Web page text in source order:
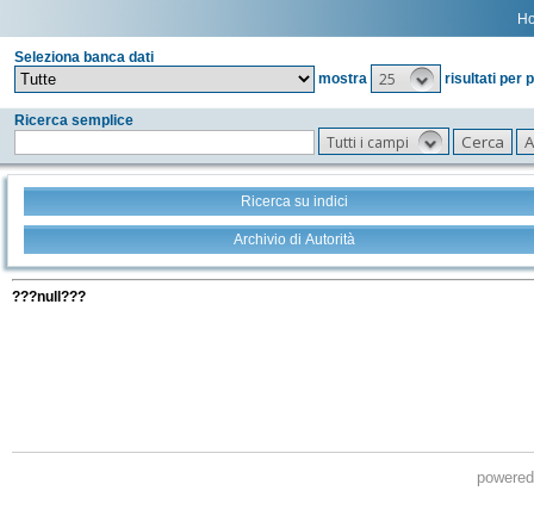
Seleziona banca dati
mostra
25 risultati per
Ricerca semplice
Tutti i campi
Ricerca su indici
Archivio di Autorità
???null???